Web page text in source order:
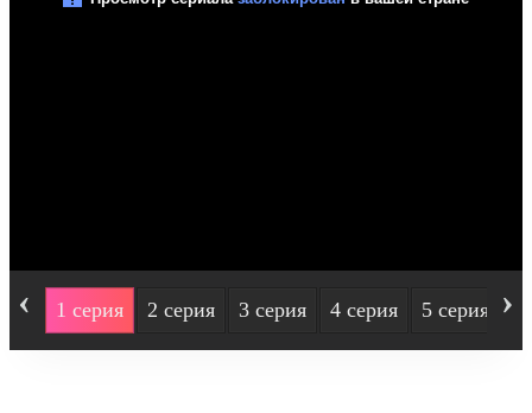
‹ 1 серия 2 серия 3 серия 4 серия 5 серия ›